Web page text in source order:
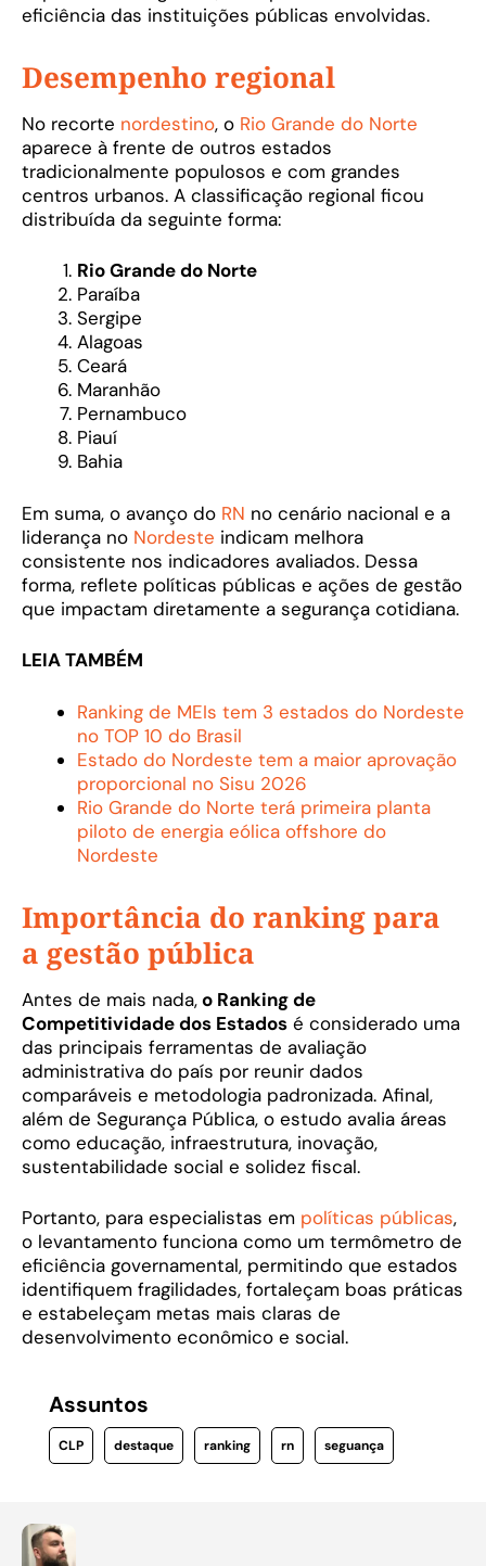
eficiência das instituições públicas envolvidas.
Desempenho regional
No recorte nordestino, o Rio Grande do Norte
aparece à frente de outros estados
tradicionalmente populosos e com grandes
centros urbanos. A classificação regional ficou
distribuída da seguinte forma:
Rio Grande do Norte
Paraíba
Sergipe
Alagoas
Ceará
Maranhão
Pernambuco
Piauí
Bahia
Em suma, o avanço do RN no cenário nacional e a
liderança no Nordeste indicam melhora
consistente nos indicadores avaliados. Dessa
forma, reflete políticas públicas e ações de gestão
que impactam diretamente a segurança cotidiana.
LEIA TAMBÉM
Ranking de MEIs tem 3 estados do Nordeste
no TOP 10 do Brasil
Estado do Nordeste tem a maior aprovação
proporcional no Sisu 2026
Rio Grande do Norte terá primeira planta
piloto de energia eólica offshore do
Nordeste
Importância do ranking para
a gestão pública
Antes de mais nada,o Ranking de
Competitividade dos Estados é considerado uma
das principais ferramentas de avaliação
administrativa do país por reunir dados
comparáveis e metodologia padronizada. Afinal,
além de Segurança Pública, o estudo avalia áreas
como educação, infraestrutura, inovação,
sustentabilidade social e solidez fiscal.
Portanto, para especialistas em políticas públicas,
o levantamento funciona como um termômetro de
eficiência governamental, permitindo que estados
identifiquem fragilidades, fortaleçam boas práticas
e estabeleçam metas mais claras de
desenvolvimento econômico e social.
Assuntos
CLP destaque ranking rn seguança